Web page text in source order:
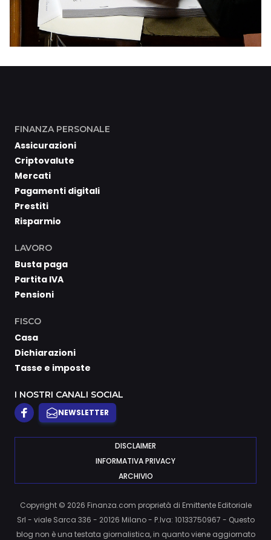
FINANZA PERSONALE
Assicurazioni
Criptovalute
Mercati
Pagamenti digitali
Prestiti
Risparmio
LAVORO
Busta paga
Partita IVA
Pensioni
FISCO
Casa
Dichiarazioni
Tasse e imposte
I NOSTRI CANALI SOCIAL
NEWSLETTER
DISCLAIMER
INFORMATIVA PRIVACY
ARCHIVIO
Copyright © 2026 Finanza.com proprietà di Emittente Editoriale
Srl - viale Sarca 336 - 20126 Milano - P.Iva: 10133750967 - Questo
blog non è una testata giornalistica, in quanto viene aggiornato